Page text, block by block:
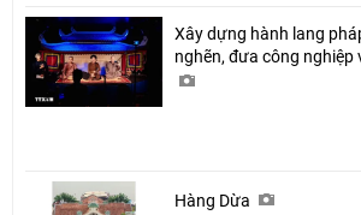
Xây dựng hành lang
nghẽn, đưa công nghiệp
Hàng Dừa